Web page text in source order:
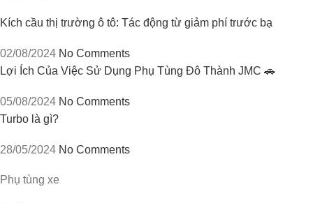
Kích cầu thị trường ô tô: Tác động từ giảm phí trước bạ
02/08/2024 No Comments
Lợi Ích Của Việc Sử Dụng Phụ Tùng Đô Thành JMC 🚗
05/08/2024 No Comments
Turbo là gì?
28/05/2024 No Comments
Phụ tùng xe